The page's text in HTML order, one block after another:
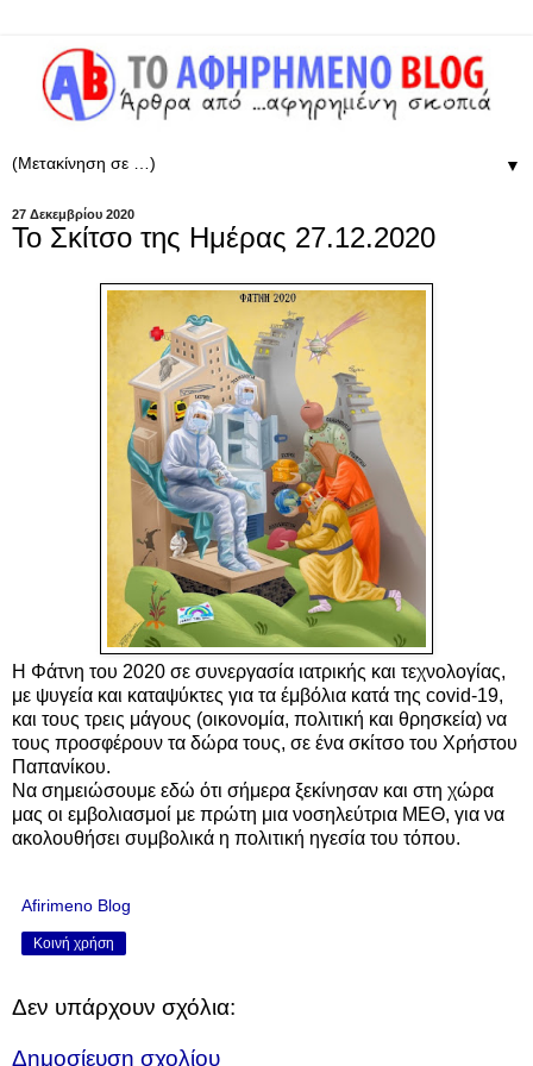
▼
27 Δεκεμβρίου 2020
Το Σκίτσο της Ημέρας 27.12.2020
Η Φάτνη του 2020 σε συνεργασία ιατρικής και τεχνολογίας,
με ψυγεία και καταψύκτες για τα έμβόλια κατά της covid-19,
και τους τρεις μάγους (οικονομία, πολιτική και θρησκεία) να
τους προσφέρουν τα δώρα τους, σε ένα σκίτσο του Χρήστου
Παπανίκου.
Να σημειώσουμε εδώ ότι σήμερα ξεκίνησαν και στη χώρα
μας οι εμβολιασμοί με πρώτη μια νοσηλεύτρια ΜΕΘ, για να
ακολουθήσει συμβολικά η πολιτική ηγεσία του τόπου.
Afirimeno Blog
Κοινή χρήση
Δεν υπάρχουν σχόλια:
Δημοσίευση σχολίου